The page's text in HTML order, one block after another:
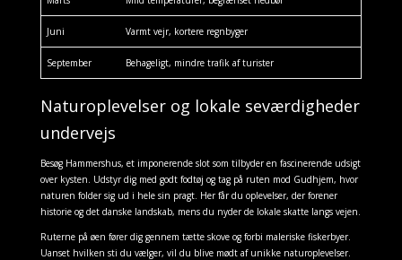
Juni Varmt vejr, kortere regnbyger
September Behageligt, mindre trafik af turister
Naturoplevelser og lokale seværdigheder
undervejs
Besøg Hammershus, et imponerende slot som tilbyder en fascinerende udsigt
over kysten. Udstyr dig med godt fodtøj og tag på ruten mod Gudhjem, hvor
naturen folder sig ud i hele sin pragt. Her får du oplevelser, der forener
historie og det danske landskab, mens du nyder de lokale skatte langs vejen.
Ruterne på øen fører dig gennem tætte skove og forbi maleriske fiskerbyer.
Uanset hvilken sti du vælger, vil du blive mødt af unikke naturoplevelser.